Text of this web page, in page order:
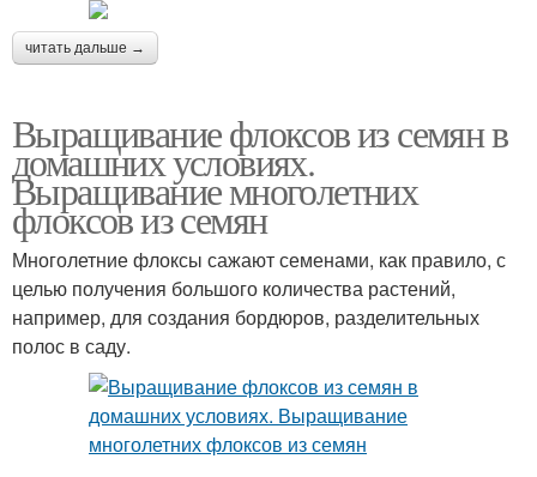
читать дальше →
Выращивание флоксов из семян в
домашних условиях.
Выращивание многолетних
флоксов из семян
Многолетние флоксы сажают семенами, как правило, с
целью получения большого количества растений,
например, для создания бордюров, разделительных
полос в саду.